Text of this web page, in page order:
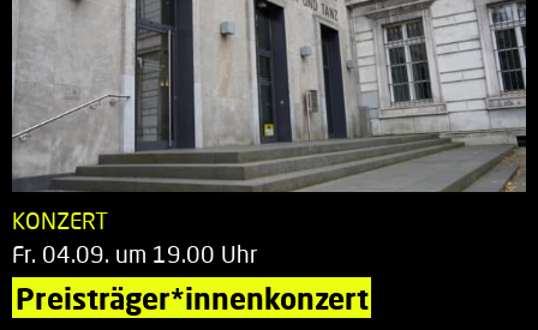
KONZERT
Fr. 04.09. um 19.00 Uhr
Preisträger*innenkonzert